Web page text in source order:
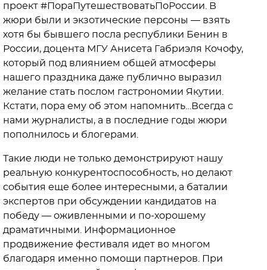
проект #ПораПутешествоватьПоРоссии. В
жюри были и экзотические персоны — взять
хотя бы бывшего посла республики Бенин в
России, доцента МГУ Анисета Габриэля Кочофу,
который под влиянием общей атмосферы
нашего праздника даже публично выразил
желание стать послом гастрономии Якутии.
Кстати, пора ему об этом напомнить…Всегда с
нами журналисты, а в последние годы жюри
пополнилось и блогерами.
Такие люди не только демонстрируют нашу
реальную конкурентоспособность, но делают
события еще более интересными, а баталии
экспертов при обсуждении кандидатов на
победу — оживленными и по-хорошему
драматичными. Информационное
продвижение фестиваля идет во многом
благодаря именно помощи партнеров. При